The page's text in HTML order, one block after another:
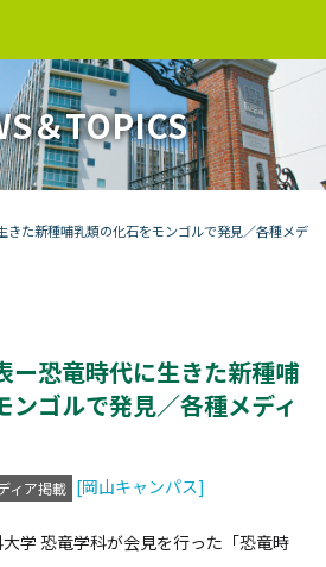
＆TOPICS
きた新種哺乳類の化石をモンゴルで発見／各種メデ
ー恐竜時代に生きた新種哺
ンゴルで発見／各種メディ
ィア掲載 [岡山キャンパス]
学 恐竜学科が会見を行った「恐竜時